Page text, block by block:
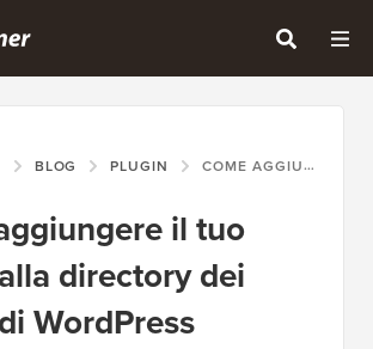
BLOG PLUGIN COME AGGIUNGERE IL TUO PLUGIN ALLA DIRECTORY DEI PLUGIN DI WORDPRESS
il tuo
directory dei
WordPress